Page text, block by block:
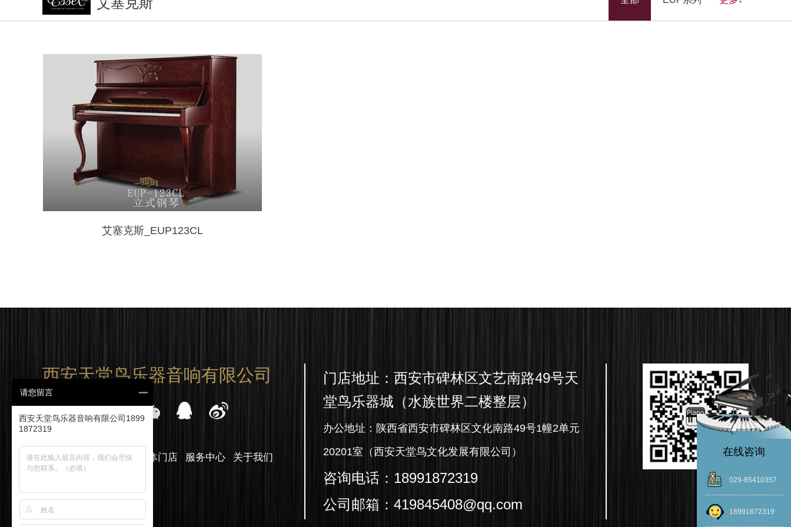
艾塞克斯_EUP123CL
西安天堂鸟乐器音响有限公司
联系我们：
回到首页 品牌乐器 实体门店 服务中心 关于我们
门店地址：西安市碑林区文艺南路49号天
堂鸟乐器城（水族世界二楼整层）
办公地址：陕西省西安市碑林区文化南路49号1幢2单元
20201室（西安天堂鸟文化发展有限公司）
咨询电话：18991872319
公司邮箱：419845408@qq.com
在线咨询
029-85410357
18991872319
请您留言
西安天堂鸟乐器音响有限公司1899
1872319